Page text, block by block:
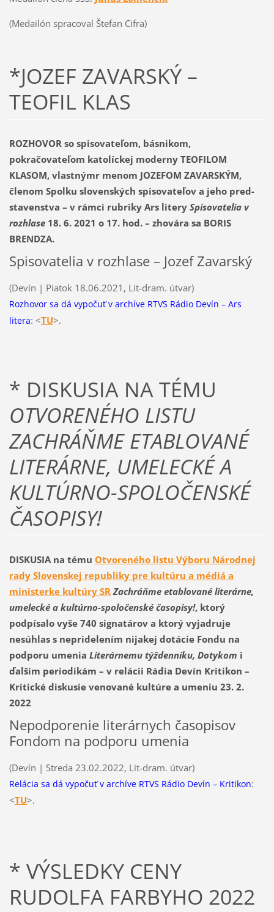
(Medailón spracoval Štefan Cifra)
*JOZEF ZAVARSKÝ –
TEOFIL KLAS
ROZHOVOR so spisovateľom, básnikom,
pokračovateľom katolíckej moderny TEOFILOM
KLASOM, vlastnýmr menom JOZEFOM ZAVARSKÝM,
členom Spolku slo­venských spisovateľov a jeho pred­
stavenstva – v rámci rubriky Ars litery Spisovatelia v
rozhlase18. 6. 2021 o 17. hod. – zhovára sa BORIS
BRENDZA.
Spisovatelia v rozhlase – Jozef Zavarský
(Devín | Piatok 18.06.2021, Lit-dram. útvar)
Rozhovor sa dá vypočuť v archíve RTVS Rádio Devín – Ars
litera: <TU>.
* DISKUSIA NA TÉMU
OTVORENÉHO LISTU
ZACHRÁŇME ETABLOVANÉ
LITERÁRNE, UMELECKÉ A
KULTÚRNO-SPOLOČENSKÉ
ČASOPISY!
DISKUSIA na tému Otvoreného listu Výboru Národnej
rady Slovenskej republiky pre kultúru a médiá a
ministerke kultúry SR Zachráňme etablované literárne,
umelecké a kultúrno-spoločenské časopisy!, ktorý
podpísalo vyše 740 signatárov a ktorý vyjadruje
nesúhlas s nepridelením nijakej dotácie Fondu na
podporu umenia Literárnemu týždenníku, Dotykom i
ďalším periodikám – v relácii Rádia Devín Kritikon –
Kritické diskusie venované kultúre a umeniu 23. 2.
2022
Nepodporenie literárnych časopisov
Fondom na podporu umenia
(Devín | Streda 23.02.2022, Lit-dram. útvar)
Relácia sa dá vypočuť v archíve RTVS Rádio Devín – Kritikon:
<TU>.
* VÝSLEDKY CENY
RUDOLFA FARBYHO 2022